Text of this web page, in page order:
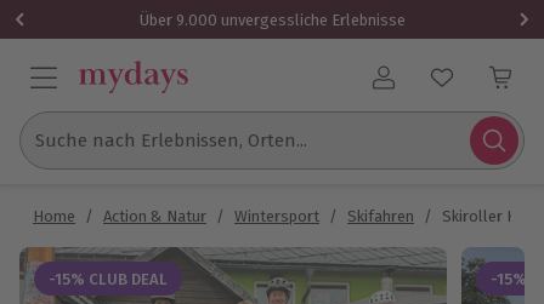
Über 9.000 unvergessliche Erlebnisse
Benutzerkonto
Suche nach Erlebnissen, Orten...
Home / Action & Natur / Wintersport / Skifahren / Skiroller Kurs
-15% CLUB DEAL -15%